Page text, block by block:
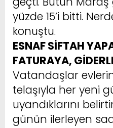
yüzde 15’i bitti.
konuştu.
ESNAF SİFTAH
FATURAYA,
Vatandaşlar
telaşıyla her yeni
uyandıklarını
günün ilerleyen